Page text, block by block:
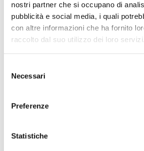
nostri partner che si occupano di
pubblicità e social media, i quali
con altre informazioni che ha fornito
raccolto dal suo utilizzo dei loro servizi.
delNecessari
Preferenze
Statistiche
Via della Chiesa 2, (PO)
13
Masterclass "alla scoperta delle